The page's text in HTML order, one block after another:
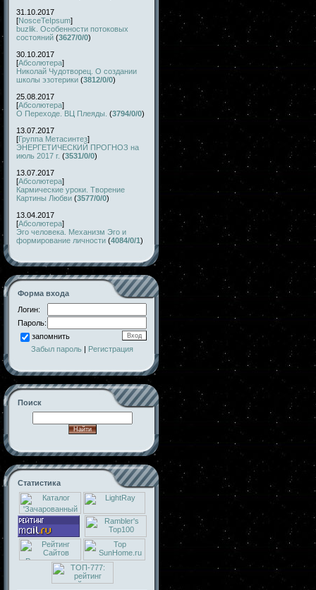
31.10.2017
[NosceTeIpsum]
buzlik. Особенности потоковых
состояний (3627/0/0)
30.10.2017
[Абсолютера]
Николай Чудотворец. О создании
школы эзотерики (3812/0/0)
25.08.2017
[Абсолютера]
О Переходе. ВЦ Плеяды. (3794/0/0)
13.07.2017
[Группа Метасинтез]
ЭНЕРГЕТИЧЕСКИЙ ПРОГНОЗ на
июль 2017 г. (3531/0/0)
13.07.2017
[Абсолютера]
Кармические уроки. Творение
Картины Любви (3577/0/0)
13.04.2017
[Абсолютера]
Эго человека. Механизм Эго и
формирование личности (4084/0/1)
Форма входа
Логин:
Пароль:
запомнить
Забыл пароль | Регистрация
Поиск
Статистика